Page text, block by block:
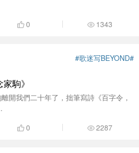
0 1343
#歌迷写BEYOND#
駒》
開我們二十年了，拙筆寫詩《百字令，
0 2287